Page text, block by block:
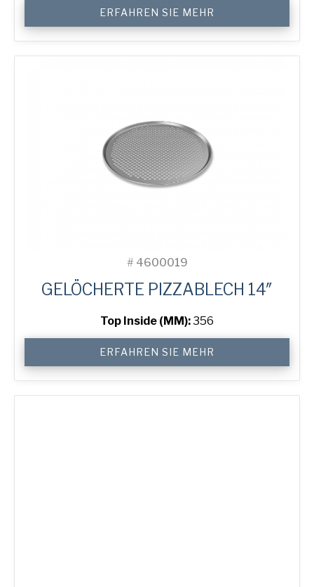
Pizza
Tray
Menge
ERFAHREN SIE MEHR
# 4600019
GELÖCHERTE PIZZABLECH 14″
Top Inside (MM):356
Pizza
Tray
Menge
ERFAHREN SIE MEHR